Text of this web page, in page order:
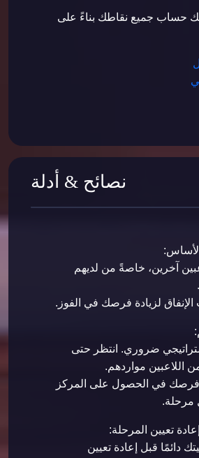
حساب جميع نقاطك بناءً على
نصائح & أدلة
آخرين، خاصةً من لديهم
لزيادة فرصك في الفوز.
ضروري. انتظر حتى
اللاعبين مواردهم.
فرصك في الحصول على المركز
مرحلة.
تعيين المرحلة:
دائمًا قبل إعادة تعيين